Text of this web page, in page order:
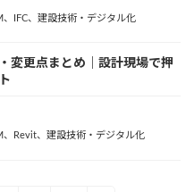
、 IFC、 建設技術・デジタル化
変更点まとめ｜設計現場で押
、 Revit、 建設技術・デジタル化